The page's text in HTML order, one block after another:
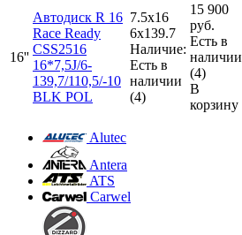
16''
Автодиск R 16
Race Ready
CSS2516
16*7,5J/6-
139,7/110,5/-10
BLK POL
7.5x16
6x139.7
Наличие:
Есть в
наличии
(4)
15 900
руб.
Есть в
наличии
(4)
В
корзину
Alutec
Antera
ATS
Carwel